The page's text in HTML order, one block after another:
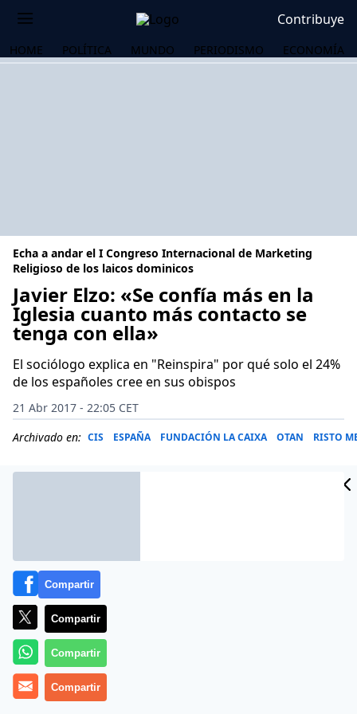
Contribuye
HOME POLÍTICA MUNDO PERIODISMO ECONOMÍA
Echa a andar el I Congreso Internacional de Marketing
Religioso de los laicos dominicos
Javier Elzo: «Se confía más en la
Iglesia cuanto más contacto se
tenga con ella»
El sociólogo explica en "Reinspira" por qué solo el 24%
de los españoles cree en sus obispos
21 Abr 2017 - 22:05 CET
Archivado en: CIS ESPAÑA FUNDACIÓN LA CAIXA OTAN RISTO
Cameron Doody
Compartir
Compartir
Compartir
Compartir